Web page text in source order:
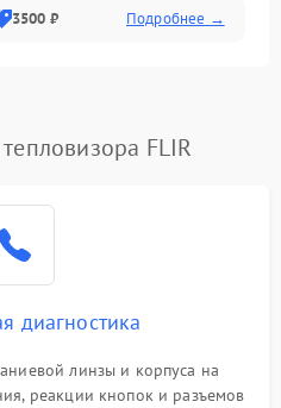
3500 ₽ Подробнее →
FLIR
диагностика
линзы и корпуса на
реакции кнопок и разъемов